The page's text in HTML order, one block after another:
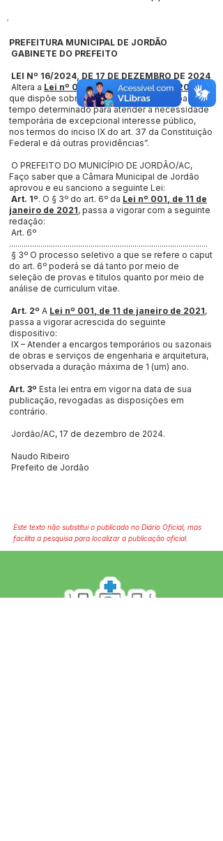
PREFEITURA MUNICIPAL DE JORDÃO
GABINETE DO PREFEITO
LEI Nº 16/2024, DE 17 DE DEZEMBRO DE 2024
Altera a Lei nº 001, de 11 de janeiro de 2021,
que dispõe sobre a contratação de pessoal por
tempo determinado para atender a necessidade
temporária de excepcional interesse público,
nos termos do inciso IX do art. 37 da Constituição
Federal e dá outras providências”.
O PREFEITO DO MUNICÍPIO DE JORDÃO/AC,
Faço saber que a Câmara Municipal de Jordão
aprovou e eu sanciono a seguinte Lei:
Art. 1º. O § 3º do art. 6º da Lei nº 001, de 11 de
janeiro de 2021, passa a vigorar com a seguinte
redação:
Art. 6º
...............................................................................................
§ 3º O processo seletivo a que se refere o caput
do art. 6º poderá se dá tanto por meio de
seleção de provas e títulos quanto por meio de
análise de curriculum vitae.
Art. 2º A Lei nº 001, de 11 de janeiro de 2021,
passa a vigorar acrescida do seguinte
dispositivo:
IX – Atender a encargos temporários ou sazonais
de obras e serviços de engenharia e arquitetura,
observada a duração máxima de 1 (um) ano.
Art. 3º Esta lei entra em vigor na data de sua
publicação, revogadas as disposições em
contrário.
Jordão/AC, 17 de dezembro de 2024.
Naudo Ribeiro
Prefeito de Jordão
Este texto não substitui o publicado no Diário Oficial, mas
facilita a pesquisa para localizar a publicação oficial.